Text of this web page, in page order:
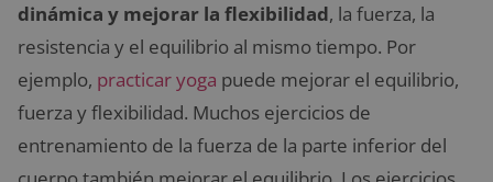
dinámica y mejorar la flexibilidad, la fuerza, la
resistencia y el equilibrio al mismo tiempo. Por
ejemplo, practicar yoga puede mejorar el equilibrio,
fuerza y ​​flexibilidad. Muchos ejercicios de
entrenamiento de la fuerza de la parte inferior del